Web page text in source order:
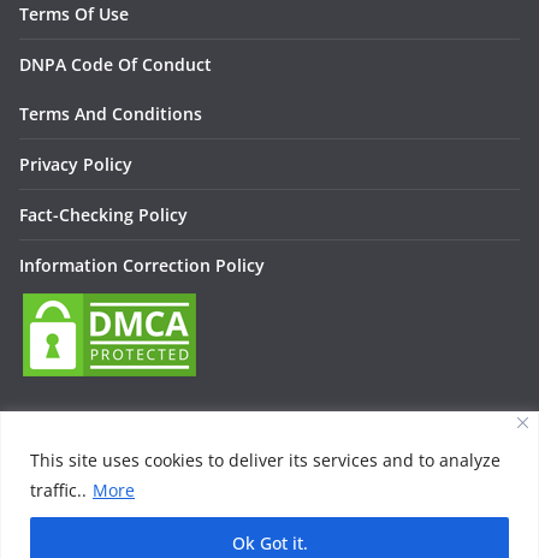
This site uses cookies to deliver its services and to analyze
traffic.. More
Ok Got it.
Terms Of Use
DNPA Code Of Conduct
Terms And Conditions
Privacy Policy
Fact-Checking Policy
Information Correction Policy
Copyright © 2026
Entertainment, Technology, Bollywood. All rights reserved.
by ThemeGrill. Powered by